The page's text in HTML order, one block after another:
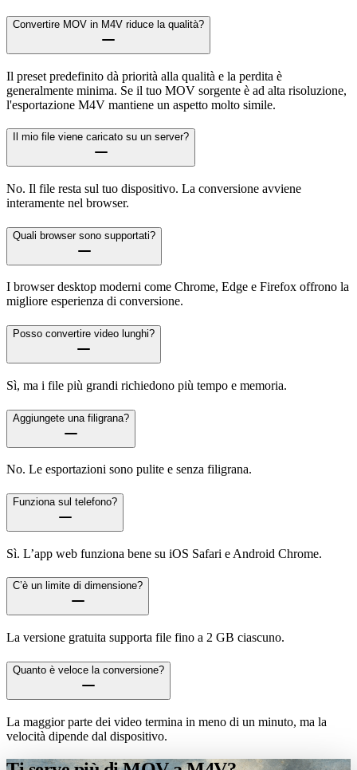
Convertire MOV in M4V riduce la qualità?
Il preset predefinito dà priorità alla qualità e la perdita è
generalmente minima. Se il tuo MOV sorgente è ad alta risoluzione,
l'esportazione M4V mantiene un aspetto molto simile.
Il mio file viene caricato su un server?
No. Il file resta sul tuo dispositivo. La conversione avviene
interamente nel browser.
Quali browser sono supportati?
I browser desktop moderni come Chrome, Edge e Firefox offrono la
migliore esperienza di conversione.
Posso convertire video lunghi?
Sì, ma i file più grandi richiedono più tempo e memoria.
Aggiungete una filigrana?
No. Le esportazioni sono pulite e senza filigrana.
Funziona sul telefono?
Sì. L’app web funziona bene su iOS Safari e Android Chrome.
C’è un limite di dimensione?
La versione gratuita supporta file fino a 2 GB ciascuno.
Quanto è veloce la conversione?
La maggior parte dei video termina in meno di un minuto, ma la
velocità dipende dal dispositivo.